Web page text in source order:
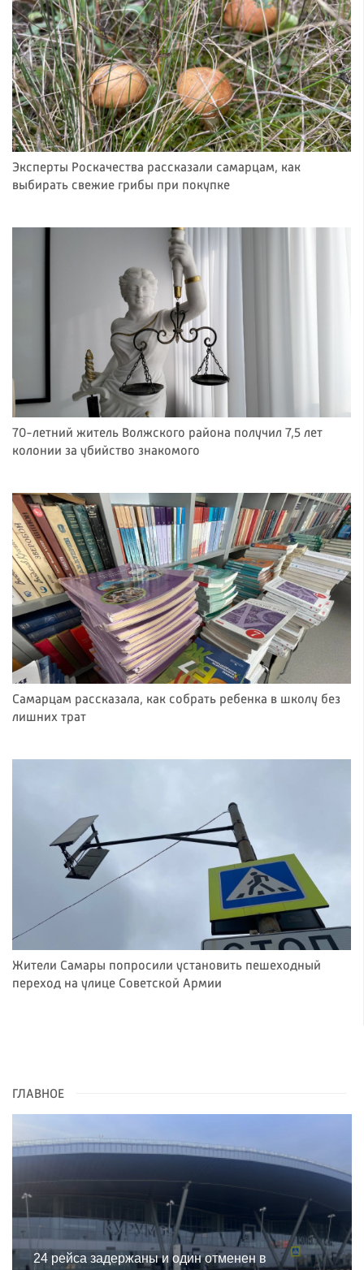
Эксперты Роскачества рассказали самарцам, как
выбирать свежие грибы при покупке
70-летний житель Волжского района получил 7,5 лет
колонии за убийство знакомого
Самарцам рассказала, как собрать ребенка в школу без
лишних трат
Жители Самары попросили установить пешеходный
переход на улице Советской Армии
ГЛАВНОЕ
24 рейса задержаны и один отменен в